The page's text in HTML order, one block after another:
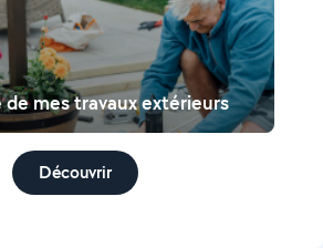
de mes travaux extérieurs
Découvrir